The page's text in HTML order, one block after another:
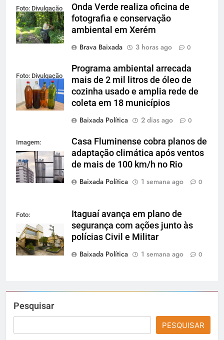
Foto: Divulgação
Onda Verde realiza oficina de
fotografia e conservação
ambiental em Xerém
Brava Baixada
3 horas ago 0
Foto: Divulgação
Programa ambiental arrecada
mais de 2 mil litros de óleo de
cozinha usado e amplia rede de
coleta em 18 municípios
Baixada Política
2 dias ago 0
Imagem:
Reprodução
Casa Fluminense cobra planos de
adaptação climática após ventos
de mais de 100 km/h no Rio
Baixada Política
1 semana ago 0
Foto:
Reprodução
Itaguaí avança em plano de
segurança com ações junto às
polícias Civil e Militar
Baixada Política
1 semana ago 0
Pesquisar
PESQUISAR